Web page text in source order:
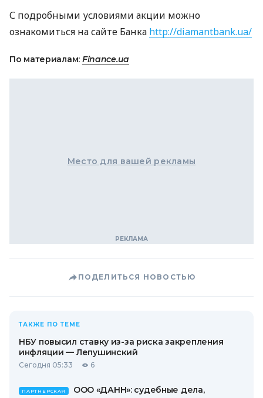
С подробными условиями акции можно
ознакомиться на сайте Банка http://diamantbank.ua/
По материалам: Finance.ua
Место для вашей рекламы
ПОДЕЛИТЬСЯ НОВОСТЬЮ
ТАКЖЕ ПО ТЕМЕ
НБУ повысил ставку из-за риска закрепления
инфляции — Лепушинский
Сегодня 05:33 6
ПАРТНЕРСКАЯ
ООО «ДАНН»: судебные дела,